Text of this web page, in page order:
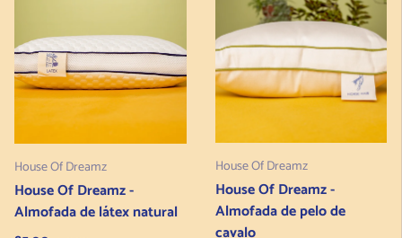
House Of Dreamz
House Of Dreamz -
Almofada de látex natural
House Of Dreamz
House Of Dreamz -
Almofada de pelo de